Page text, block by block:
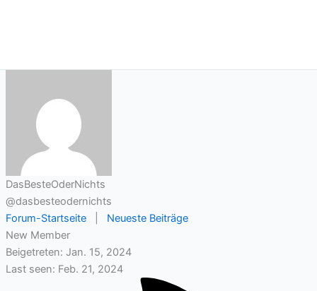
DasBesteOderNichts
@dasbesteodernichts
Forum-Startseite| Neueste Beiträge
New Member
Beigetreten: Jan. 15, 2024
Last seen: Feb. 21, 2024